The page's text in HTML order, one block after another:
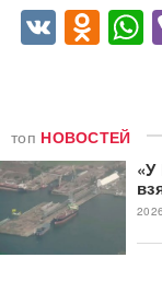
VK
топ НОВОСТЕЙ
«У